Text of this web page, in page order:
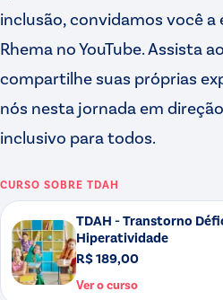
inclusão, convidamos você a
Rhema no YouTube. Assista
compartilhe suas próprias
nós nesta jornada em
inclusivo para todos.
CURSO SOBRE TDAH
TDAH - Transtorno
Hiperatividade
R$ 189,00
Ver o curso